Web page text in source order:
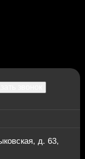
НДС, по
STG
д. 63,